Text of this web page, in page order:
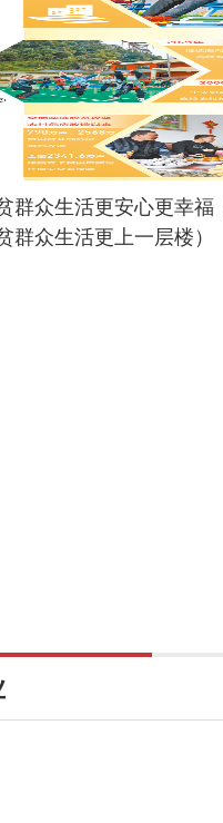
群众生活更安心更幸福
群众生活更上一层楼）